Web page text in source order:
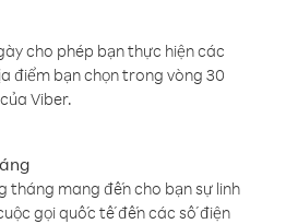
cho phép bạn thực hiện các
điểm bạn chọn trong vòng 30
Viber.
tháng mang đến cho bạn sự linh
gọi quốc tế đến các số điện